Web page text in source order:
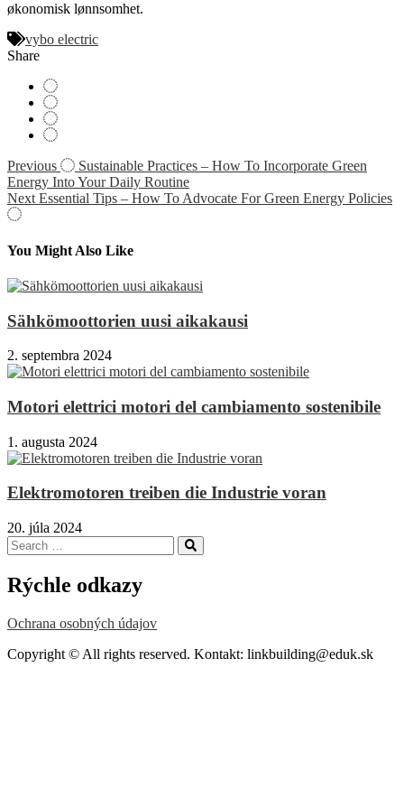
økonomisk lønnsomhet.
vybo electric
Share
Navigácia
v
článku
Previous
Sustainable Practices – How To Incorporate Green
Energy Into Your Daily Routine
Next Essential Tips – How To Advocate For Green Energy Policies
You Might Also Like
Sähkömoottorien uusi aikakausi
2. septembra 2024
Motori elettrici motori del cambiamento sostenibile
1. augusta 2024
Elektromotoren treiben die Industrie voran
20. júla 2024
Search
for:
Search
Rýchle odkazy
Ochrana osobných údajov
Copyright © All rights reserved. Kontakt: linkbuilding@eduk.sk